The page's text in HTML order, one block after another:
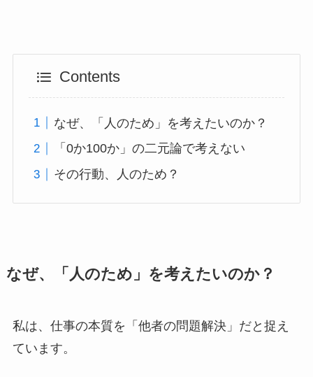
Contents
なぜ、「人のため」を考えたいのか？
「0か100か」の二元論で考えない
その行動、人のため？
なぜ、「人のため」を考えたいのか？
私は、仕事の本質を「他者の問題解決」だと捉え
ています。